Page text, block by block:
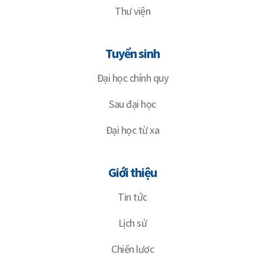
Thư viện
Tuyển sinh
Đại học chính quy
Sau đại học
Đại học từ xa
Giới thiệu
Tin tức
Lịch sử
Chiến lược